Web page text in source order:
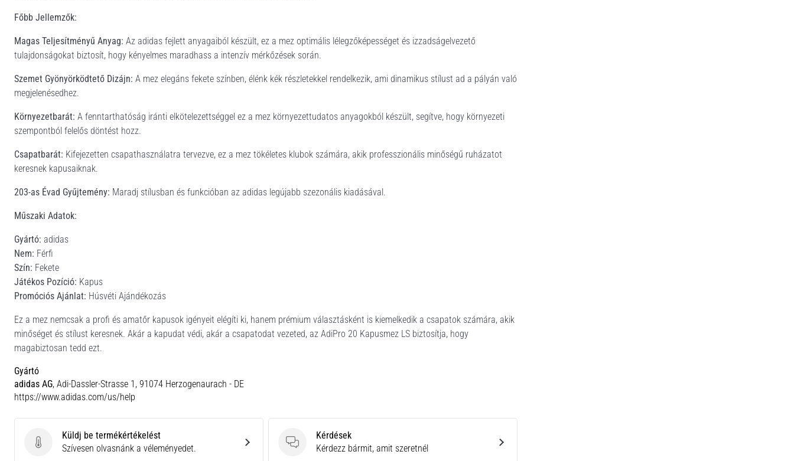
Főbb Jellemzők:
Magas Teljesítményű Anyag: Az adidas fejlett anyagaiból készült, ez a mez optimális lélegzőképességet és izzadságelvezető
tulajdonságokat biztosít, hogy kényelmes maradhass a intenzív mérkőzések során.
Szemet Gyönyörködtető Dizájn: A mez elegáns fekete színben, élénk kék részletekkel rendelkezik, ami dinamikus stílust ad a pályán való
megjelenésedhez.
Környezetbarát: A fenntarthatóság iránti elkötelezettséggel ez a mez környezettudatos anyagokból készült, segítve, hogy környezeti
szempontból felelős döntést hozz.
Csapatbarát: Kifejezetten csapathasználatra tervezve, ez a mez tökéletes klubok számára, akik professzionális minőségű ruházatot
keresnek kapusaiknak.
203-as Évad Gyűjtemény: Maradj stílusban és funkcióban az adidas legújabb szezonális kiadásával.
Műszaki Adatok:
Gyártó: adidas
Nem: Férfi
Szín: Fekete
Játékos Pozíció: Kapus
Promóciós Ajánlat: Húsvéti Ajándékozás
Ez a mez nemcsak a profi és amatőr kapusok igényeit elégíti ki, hanem prémium választásként is kiemelkedik a csapatok számára, akik
minőséget és stílust keresnek. Akár a kapudat védi, akár a csapatodat vezeted, az AdiPro 20 Kapusmez LS biztosítja, hogy
magabiztosan tedd ezt.
Gyártó
adidas AG, Adi-Dassler-Strasse 1, 91074 Herzogenaurach - DE
https://www.adidas.com/us/help
Küldj be termékértékelést
Küldj be termékértékelést
Szívesen olvasnánk a véleményedet.
Kérdések
Kérdések
Kérdezz bármit, amit szeretnél